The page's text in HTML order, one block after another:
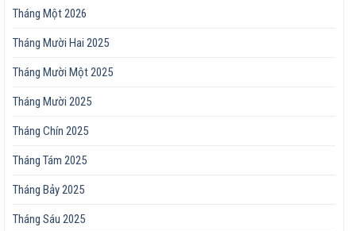
Tháng Một 2026
Tháng Mười Hai 2025
Tháng Mười Một 2025
Tháng Mười 2025
Tháng Chín 2025
Tháng Tám 2025
Tháng Bảy 2025
Tháng Sáu 2025